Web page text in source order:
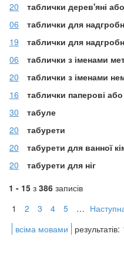
20 таблички дерев'яні
06
таблички для
19
таблички для
06
таблички з іменами
20
таблички з іменами
16
таблички паперові або
30
табуле
20
табурети
20
табурети для ванної
20
табурети для ніг
1 - 15 з 386 записів
1
2 3 4 5 …
всіма мовами
результатів: